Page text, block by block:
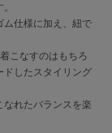
ム仕様に加え、紐で
こなすのはもちろ
ドしたスタイリング
れたバランスを楽